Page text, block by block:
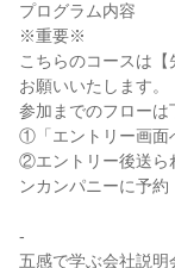
プログラム内容
※重要※
こちらのコースは
お願いいたします。
参加までのフローは
①「エントリー画面
②エントリー後送ら
ンカンパニーに予約
-
五感で学ぶ会社説